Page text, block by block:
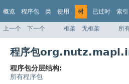
概览 程序包 类 使用 树 已过时 索引
上一个 下一个 框架 无框架 所
程序包
程序包分层结构:
所有程序包